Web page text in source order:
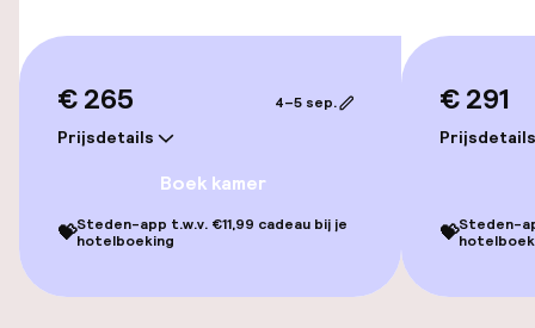
Entertainment
Gratis wifi
Eet- en drinkgelegenheden
Restaurant
€ 265
Prijsdetails
4–5 sep.
Boek kamer
💝Steden-app t.w.v. €11,99 cadeau bij je
hotelboeking
€ 291
Prijsdetails
💝Steden-